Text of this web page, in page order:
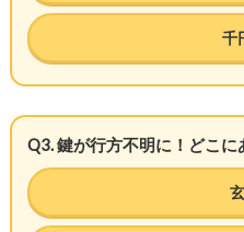
千
Q3. 鍵が行方不明に！どこに